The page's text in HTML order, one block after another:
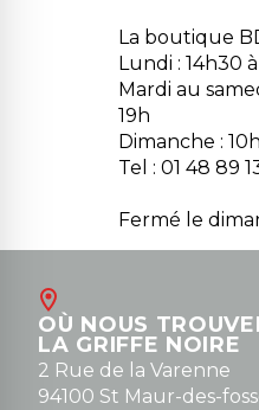
La boutique
Lundi : 14h30
Mardi au
19h
Dimanche :
Tel : 01 48 89
Fermé le
Août
contact@la-
0148836747
OÙ NOUS
LA GRIFFE NOIRE
2 Rue de la Varenne
94100 St Maur-des-